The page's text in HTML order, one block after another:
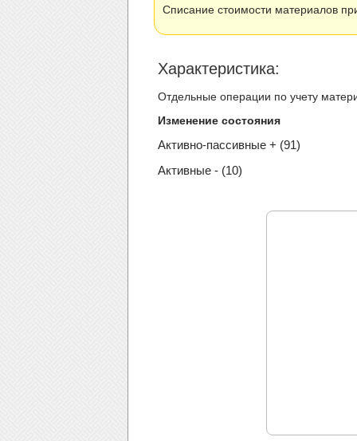
Списание стоимости материалов
Xарактеристика:
Отдельные операции по учету
Изменение состояния
Активно-пассивные + (91)
Активные - (10)